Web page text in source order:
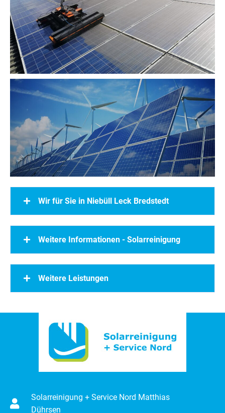
Wir für Sie in Niebüll Leck Bredstedt
Weitere Informationen - Solarreinigung
Weitere Leistungen
Solarreinigung + Service Nord Matthias
Dührsen